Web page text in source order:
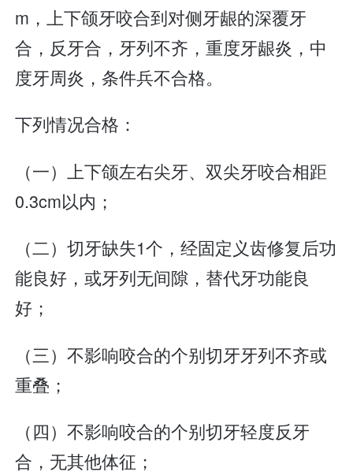
m，上下颌牙咬合到对侧牙龈的深覆牙
合，反牙合，牙列不齐，重度牙龈炎，中
度牙周炎，条件兵不合格。
下列情况合格：
（一）上下颌左右尖牙、双尖牙咬合相距
0.3cm以内；
（二）切牙缺失1个，经固定义齿修复后功
能良好，或牙列无间隙，替代牙功能良
好；
（三）不影响咬合的个别切牙牙列不齐或
重叠；
（四）不影响咬合的个别切牙轻度反牙
合，无其他体征；